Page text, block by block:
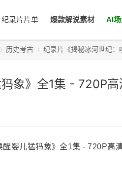
纪录片片单 爆款解说素材 AI
历史考古 纪录片《揭秘冰河世纪：
象》全1集 - 720P